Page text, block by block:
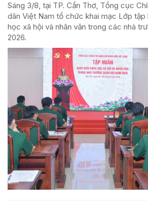
Sáng 3/8, tại TP. Cần Thơ, Tổng cục
dân Việt Nam tổ chức khai mạc Lớp tập
học xã hội và nhân văn trong các nhà
2026.